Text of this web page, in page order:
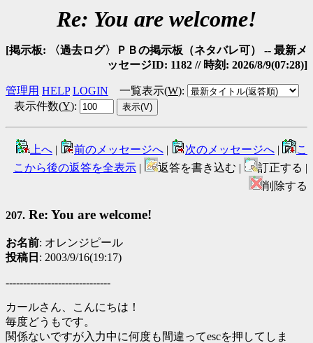
Re: You are welcome!
[掲示板: 〈過去ログ〉ＰＢの掲示板（ネタバレ可） -- 最新メ
ッセージID: 1182 // 時刻: 2026/8/9(07:28)]
管理用 HELP LOGIN 一覧表示(W):
表示件数(Y):
上へ | 前のメッセージへ | 次のメッセージへ |
こ
こから後の返答を全表示 | 返答を書き込む |
訂正する |
削除する
207. Re: You are welcome!
お名前: オレンジピール
投稿日 : 2003/9/16(19:17)
------------------------------
カールさん、こんにちは！
毎度どうもです。
関係ないですが入力中に何度も間違ってescを押してしま